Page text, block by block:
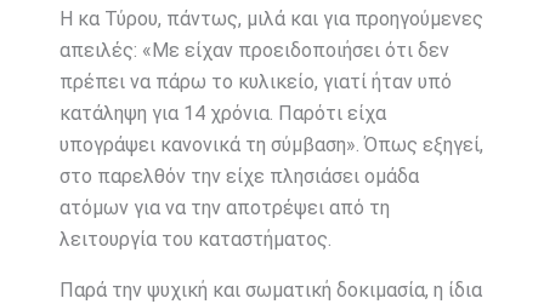
Η κα Τύρου, πάντως, μιλά και για προηγούμενες
απειλές: «Με είχαν προειδοποιήσει ότι δεν
πρέπει να πάρω το κυλικείο, γιατί ήταν υπό
κατάληψη για 14 χρόνια. Παρότι είχα
υπογράψει κανονικά τη σύμβαση». Όπως εξηγεί,
στο παρελθόν την είχε πλησιάσει ομάδα
ατόμων για να την αποτρέψει από τη
λειτουργία του καταστήματος.
Παρά την ψυχική και σωματική δοκιμασία, η ίδια